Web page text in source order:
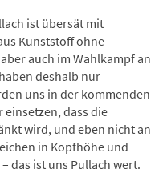
ist übersät mit
Kunststoff ohne
auch im Wahlkampf an
deshalb nur
uns in der kommenden
dass die
wird, und eben nicht an
in Kopfhöhe und
das ist uns Pullach wert.